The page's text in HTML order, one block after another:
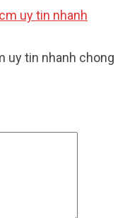
uy tin nhanh chong